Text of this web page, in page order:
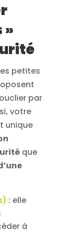
»
petites
par
votre
unique
que
: elle
à